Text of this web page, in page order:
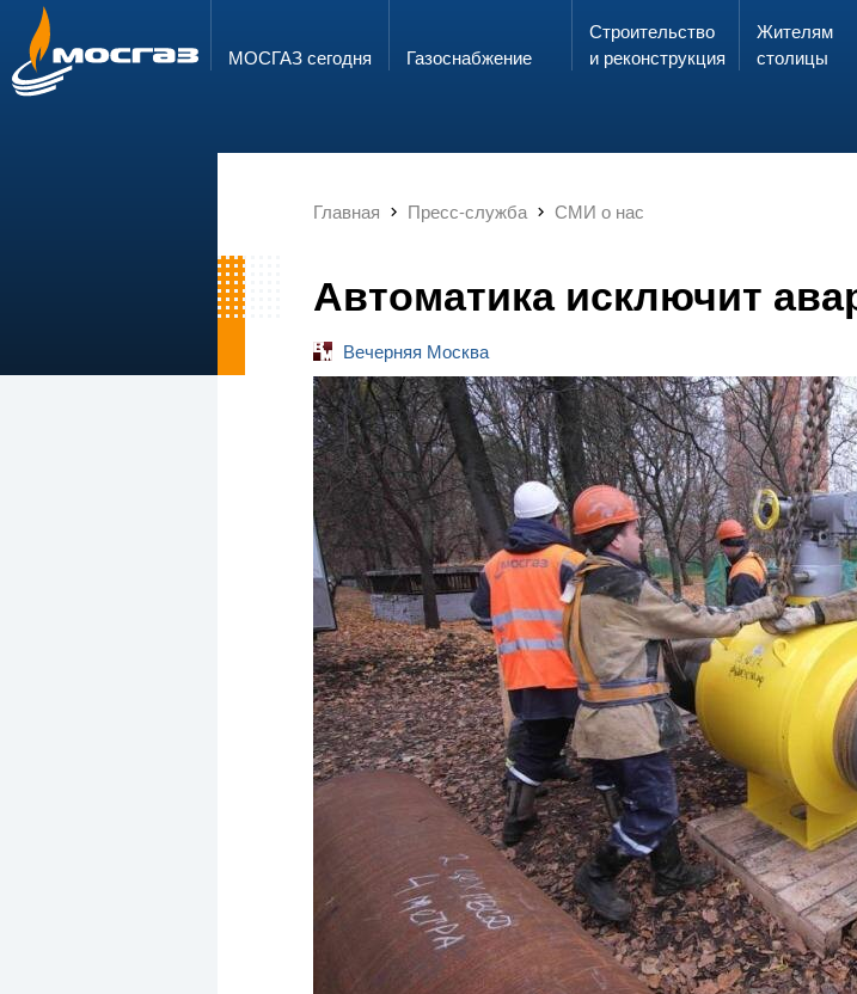
ГОРЯЧАЯ ЛИНИЯ
8 800 700 71 04 info@mos-gaz.ru
МОСГАЗ сегодня Газо­снабжение
Строительство
и реконструкция
Жителям
столицы
Главная Пресс-служба СМИ о нас
Автоматика исключит
Вечерняя Москва